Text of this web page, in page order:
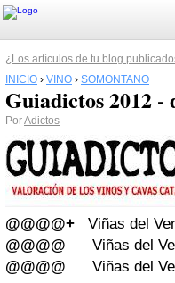
¿Los artículos de tu blog
INICIO › VINO › SOMONTANO
Guiadictos 2012 -
PorAdictos
@@@@+ Viñas del
@@@@ Viñas del
@@@@ Viñas del